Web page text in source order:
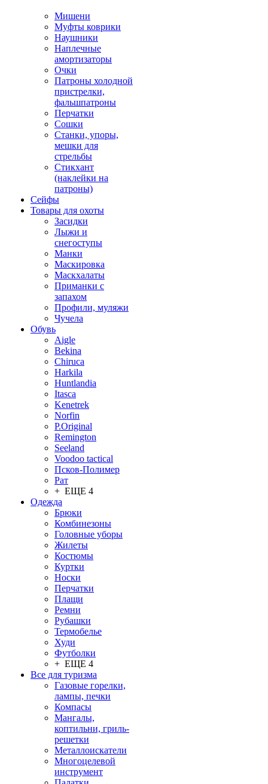
Мишени
Муфты коврики
Наушники
Наплечные
амортизаторы
Очки
Патроны холодной
пристрелки,
фальшпатроны
Перчатки
Сошки
Станки, упоры,
мешки для
стрельбы
Стикхант
(наклейки на
патроны)
Сейфы
Товары для охоты
Засидки
Лыжи и
снегоступы
Манки
Маскировка
Маскхалаты
Приманки с
запахом
Профили, муляжи
Чучела
Обувь
Aigle
Bekina
Chiruсa
Harkila
Huntlandia
Itasca
Kenetrek
Norfin
P.Original
Remington
Seeland
Voodoo tactical
Псков-Полимер
Рат
+ ЕЩЕ 4
Одежда
Брюки
Комбинезоны
Головные уборы
Жилеты
Костюмы
Куртки
Носки
Перчатки
Плащи
Ремни
Рубашки
Термобелье
Худи
Футболки
+ ЕЩЕ 4
Все для туризма
Газовые горелки,
лампы, печки
Компасы
Мангалы,
коптильни, гриль-
решетки
Металлоискатели
Многоцелевой
инструмент